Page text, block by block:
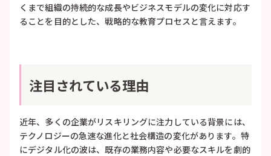
くまで組織の持続的な成長やビジネスモデルの変化に対応す
ることを目的とした、戦略的な教育プロセスと言えます。
注目されている理由
近年、多くの企業がリスキリングに注力している背景には、
テクノロジーの急速な進化と社会構造の変化があります。特
にデジタル化の波は、既存の業務内容や必要なスキルを劇的